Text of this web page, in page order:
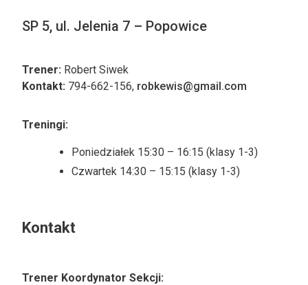
SP 5, ul. Jelenia 7 – Popowice
Trener: Robert Siwek
Kontakt: 794-662-156, robkewis@gmail.com
Treningi:
Poniedziałek 15:30 – 16:15 (klasy 1-3)
Czwartek 14:30 – 15:15 (klasy 1-3)
Kontakt
Trener Koordynator Sekcji: